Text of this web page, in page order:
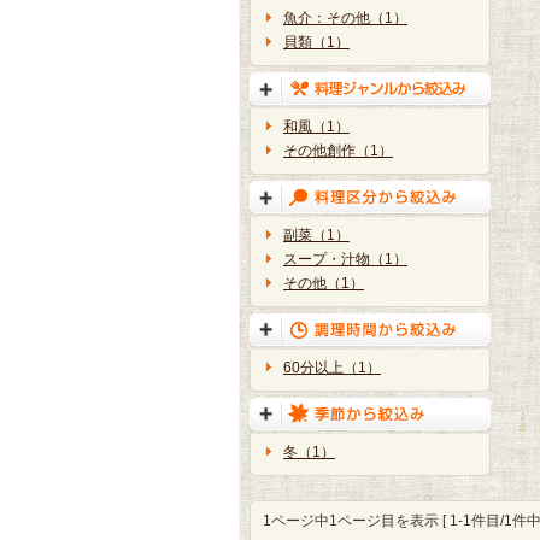
魚介：その他（1）
貝類（1）
和風（1）
その他創作（1）
副菜（1）
スープ・汁物（1）
その他（1）
60分以上（1）
冬（1）
1ページ中1ページ目を表示 [ 1-1件目/1件